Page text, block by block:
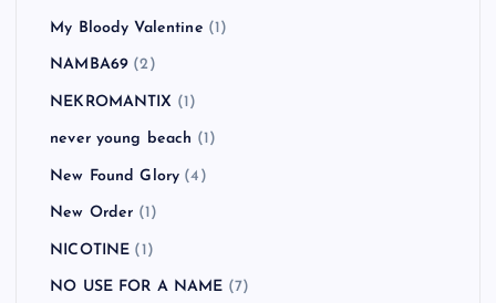
My Bloody Valentine (1)
NAMBA69 (2)
NEKROMANTIX (1)
never young beach (1)
New Found Glory (4)
New Order (1)
NICOTINE (1)
NO USE FOR A NAME (7)